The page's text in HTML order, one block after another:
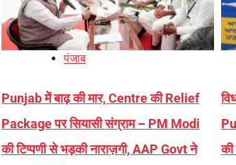
पंजाब
Punjab में बाढ़ की मार, Centre की Relief
Package पर सियासी संग्राम – PM Modi
की टिप्पणी से भड़की नाराज़गी, AAP Govt ने
की